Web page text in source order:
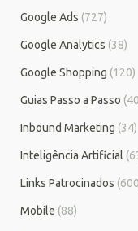
Google Ads (727)
Google Analytics (38)
Google Shopping (120)
Guias Passo a Passo
Inbound Marketing (34)
Inteligência Artificial
Links Patrocinados
Mobile (88)